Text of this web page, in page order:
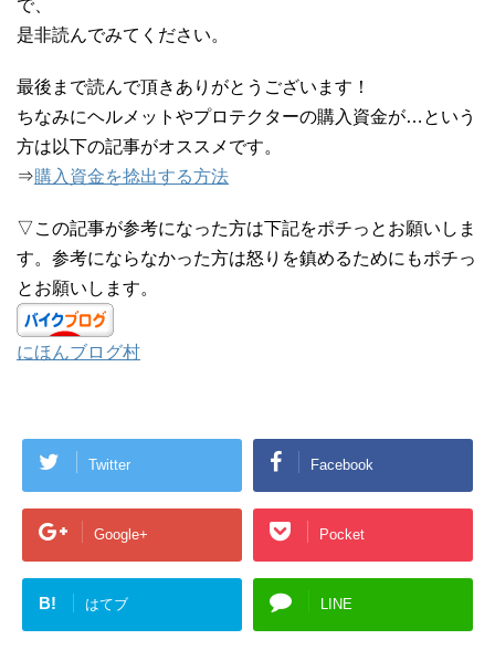
で、
是非読んでみてください。
最後まで読んで頂きありがとうございます！
ちなみにヘルメットやプロテクターの購入資金が…という
方は以下の記事がオススメです。
⇒購入資金を捻出する方法
▽この記事が参考になった方は下記をポチっとお願いしま
す。参考にならなかった方は怒りを鎮めるためにもポチっ
とお願いします。
にほんブログ村
Twitter Facebook
Google+ Pocket
B! はてブ LINE